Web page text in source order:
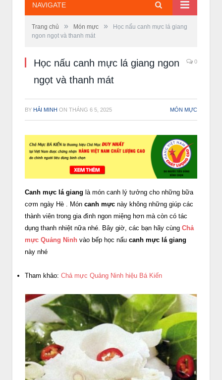
NAVIGATE
Trang chủ » Món mực »
Học nấu canh mực lá giang
ngon ngọt và thanh mát
Học nấu canh mực lá giang ngon
ngọt và thanh mát
0
BY HẢI MINH ON THÁNG 6 5, 2025 MÓN MỰC
Canh mực lá giang là món canh lý tưởng cho những bữa
cơm ngày Hè . Món canh mực này không những giúp các
thành viên trong gia đình ngon miệng hơn mà còn có tác
dụng thanh nhiệt nữa nhé. Bây giờ, các bạn hãy cùng Chả
mực Quảng Ninh vào bếp học nấu canh mực lá giang
này nhé
Tham khảo: Chả mực Quảng Ninh hiệu Bá Kiến